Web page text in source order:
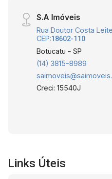
S.A Imóveis
Rua Doutor Costa
CEP:18602-110
Botucatu - SP
(14) 3815-8989
Creci: 15540J
Links Úteis